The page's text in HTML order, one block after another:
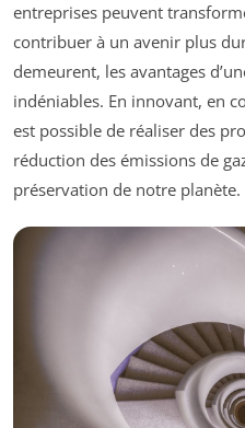
entreprises peuvent
contribuer à un avenir plus
demeurent, les avantages
indéniables. En innovant, en
est possible de réaliser des
réduction des émissions de
préservation de notre planète.